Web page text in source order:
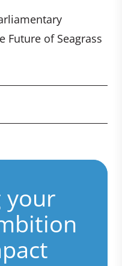
Future of Seagrass
your